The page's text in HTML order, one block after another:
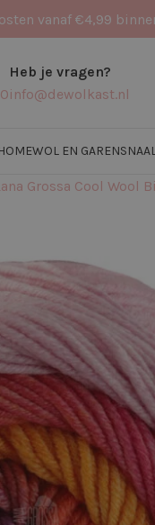
vanaf €4,99
Heb je vragen?
info@dewolkast.nl
HOMEWOL EN GARENS
Grossa Cool Wool